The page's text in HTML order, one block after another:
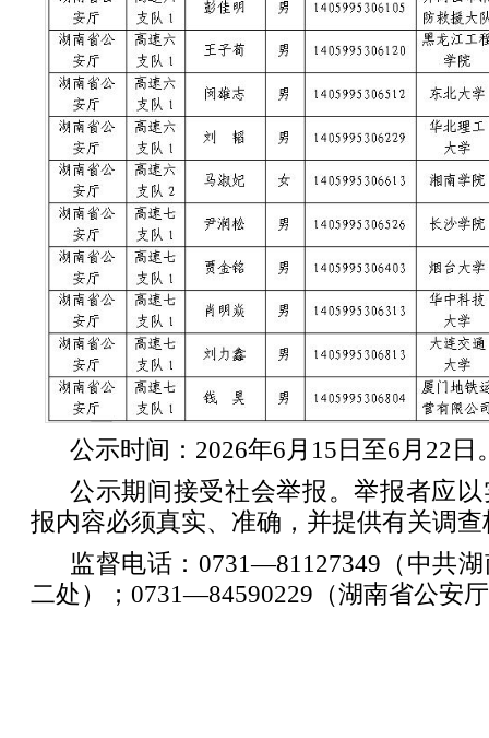
公示时间：2026年6月15日至6月22日
公示期间接受社会举报。举报者应
报内容必须真实、准确，并提供有关调
监督电话：0731—81127349（中共
二处）；0731—84590229（湖南省公安